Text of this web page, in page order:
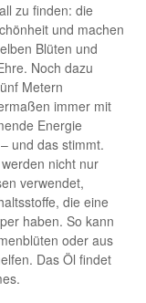
zu finden: die
und machen
Blüten und
Noch dazu
Metern
immer mit
Energie
und das stimmt.
nicht nur
verwendet,
die eine
haben. So kann
oder aus
Das Öl findet